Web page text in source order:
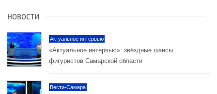
НОВОСТИ
Актуальное интервью
«Актуальное интервью»: звёздные шансы
фигуристов Самарской области
Вести-Самара